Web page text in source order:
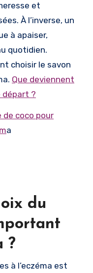
et
À l’inverse, un
à apaiser,
quotidien.
choisir le savon
Que deviennent
départ ?
de coco pour
a
du
?
à l’eczéma est